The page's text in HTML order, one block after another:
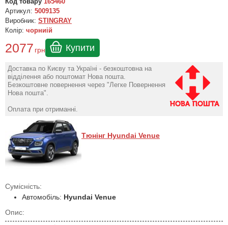
Артикул: 5009135
Виробник: STINGRAY
Колір: чорниій
2077 грн Купити
Доставка по Києву та Україні - безкоштовна на
відділення або поштомат Нова пошта.
Безкоштовне повернення через "Легке Повернення
Нова пошта".
Оплата при отриманні.
Тюнінг Hyundai Venue
Сумісність:
Автомобіль: Hyundai Venue
Опис: